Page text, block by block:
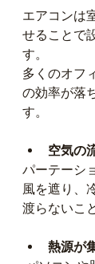
エアコンは
せることで
す。
多くのオフ
の効率が落
す。
空気の
パーテーシ
風を遮り、
渡らないこ
熱源が